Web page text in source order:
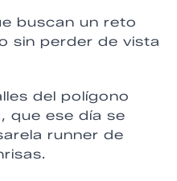
buscan un reto
sin perder de vista
del polígono
que ese día se
runner de